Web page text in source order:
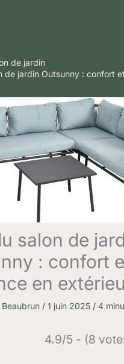
de jardin
de jardin Outsunny : confort
salon de
: confort
en
Beaubrun / 1 juin 2025 / 4
4.9/5 - (8